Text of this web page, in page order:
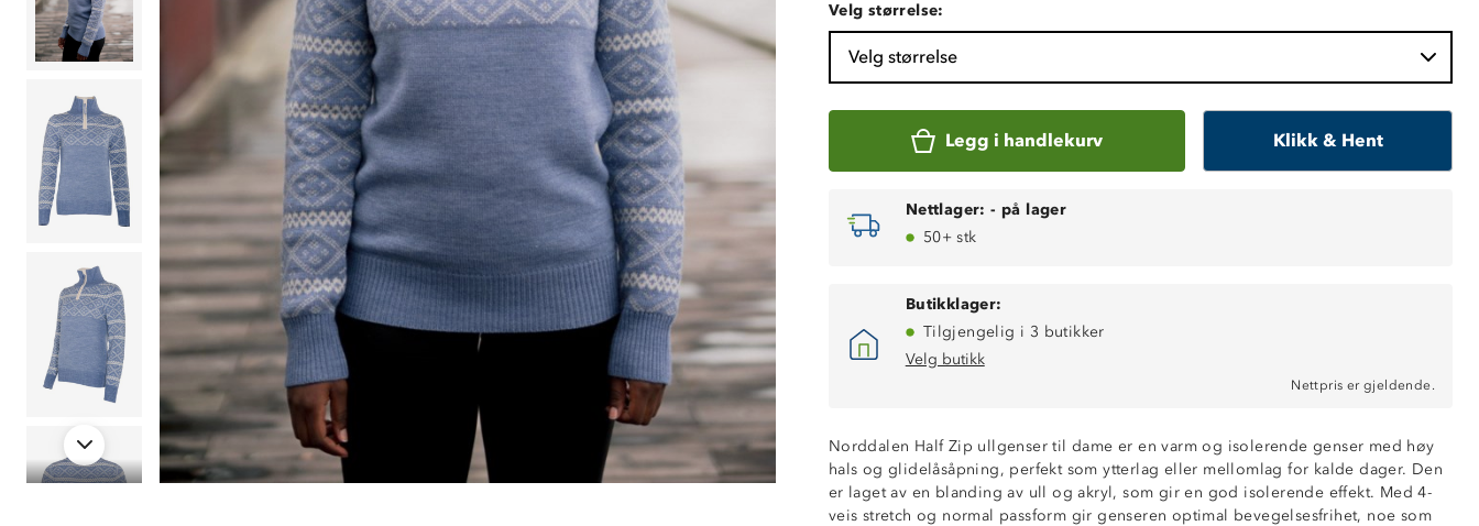
Velg størrelse:
Velg størrelse
Legg i handlekurv Klikk & Hent
Nettlager: - på lager
50+ stk
Butikklager:
Tilgjengelig i 3 butikker
Velg butikk
Nettpris er gjeldende.
Norddalen Half Zip ullgenser til dame er en varm og isolerende genser med høy
hals og glidelåsåpning, perfekt som ytterlag eller mellomlag for kalde dager. Den
er laget av en blanding av ull og akryl, som gir en god isolerende effekt. Med 4-
veis stretch og normal passform gir genseren optimal bevegelsesfrihet, noe som